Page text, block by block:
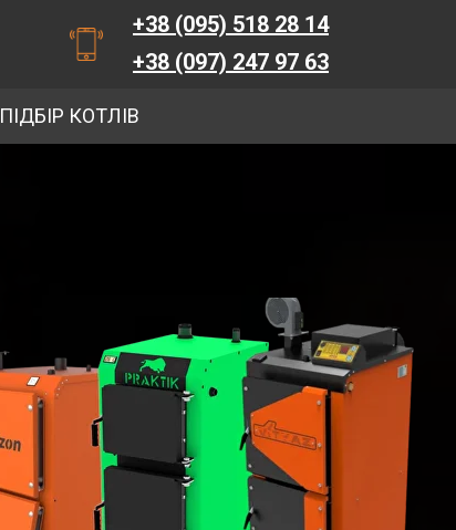
+38 (097) 247 97 63
+38 (095) 518 28 14
ПІДБІР КОТЛІВ